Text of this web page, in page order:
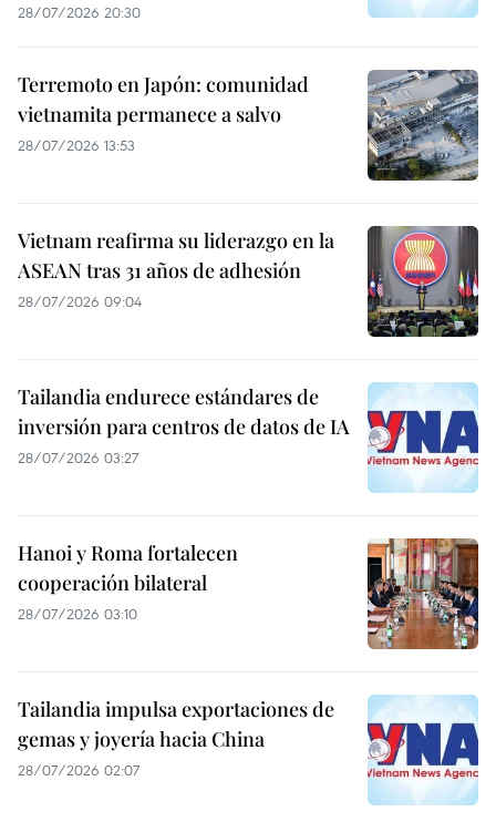
28/07/2026 20:30
Terremoto en Japón: comunidad
vietnamita permanece a salvo
28/07/2026 13:53
Vietnam reafirma su liderazgo en la
ASEAN tras 31 años de adhesión
28/07/2026 09:04
Tailandia endurece estándares de
inversión para centros de datos de IA
28/07/2026 03:27
Hanoi y Roma fortalecen
cooperación bilateral
28/07/2026 03:10
Tailandia impulsa exportaciones de
gemas y joyería hacia China
28/07/2026 02:07